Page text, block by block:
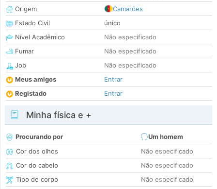
Origem
Camarões
Estado Civil
único
Nível Acadêmico
Não especificado
Fumar
Não especificado
Job
Não especificado
Meus amigos
Entrar
Registado
Entrar
Minha física e +
Procurando por
Um homem
Cor dos olhos
Não especificado
Cor do cabelo
Não especificado
Tipo de corpo
Não especificado